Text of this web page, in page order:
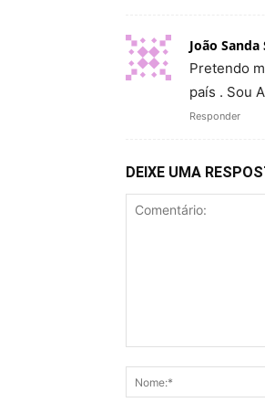
João
Pretendo
país . Sou
Responder
DEIXE UMA